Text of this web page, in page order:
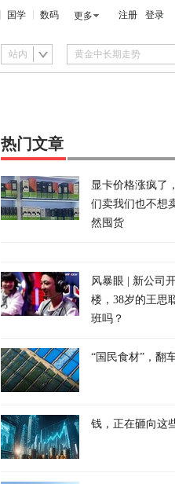
国学 数码 更多 注册 登录
站内
热门文章
显卡价格涨疯了
们卖我们也不想
然囤货
风暴眼 | 新公司
楼，38岁的王思
班吗？
“国民食材”，翻
钱，正在砸向这